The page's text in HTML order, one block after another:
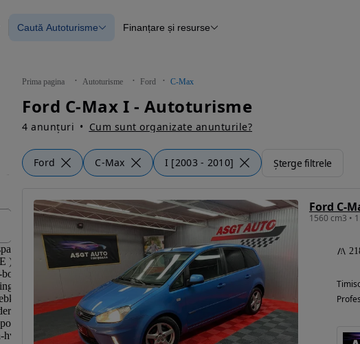
Mașini electrice
Mașini cu detalii verificate
Caută Autoturisme
Blog Autovit.ro
Finanțare și resurse
Prima pagina Autoturisme Ford C-Max
Ford C-Max I - Autoturisme
4 anunțuri Cum sunt organizate anunturile?
Ford C-Max I [2003 - 2010] Șterge filtrele
Ford C-